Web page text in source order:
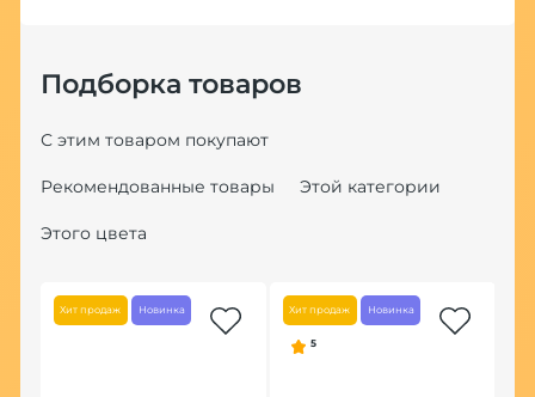
Подборка товаров
С этим товаром покупают
Рекомендованные товары Этой категории
Этого цвета
Хит продаж Новинка Хит продаж Новинка
5